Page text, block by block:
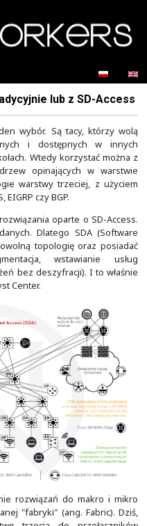
tradycyjnie lub z
niż jeden wybór. Są
i
protokołach. Wtedy
czy drzew
warstwy
IS-IS, EIGRP czy BGP.
są rozwiązania oparte
danych. Dlatego
dowolną topologię
zagrożeń bez
Catalyst Center.